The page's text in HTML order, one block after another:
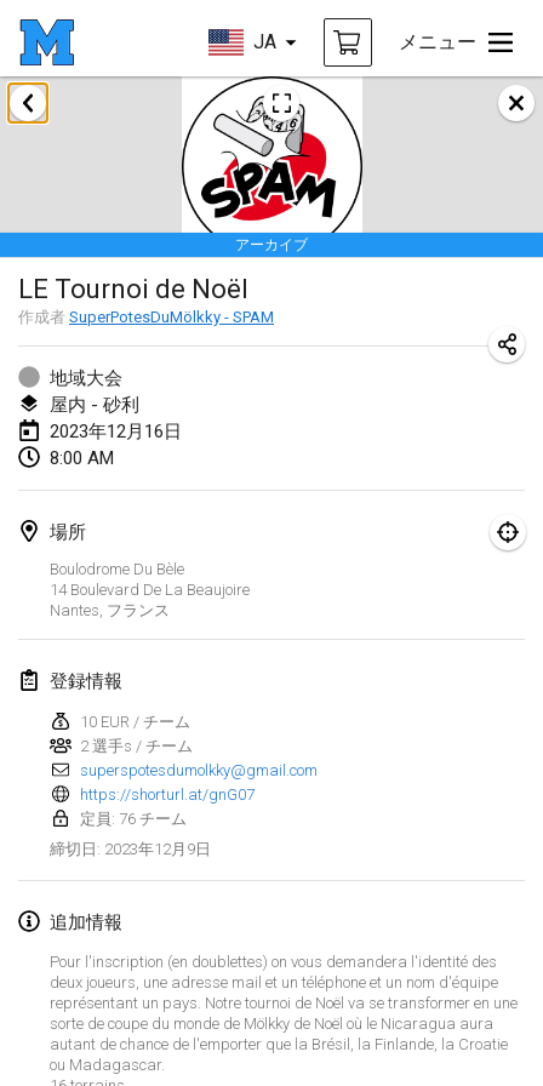
JA メニュー
Mölkk Your World
リストを表示
アーカイブ
LE Tournoi de Noël
作成者 SuperPotesDuMölkky - SPAM
地域大会
屋内 - 砂利
2023年12月16日
8:00 AM
場所
Boulodrome Du Bèle
14 Boulevard De La Beaujoire
Nantes フランス
登録情報
10 EUR / チーム
2 選手s / チーム
superspotesdumolkky@gmail.com
https://shorturl.at/gnG07
定員: 76 チーム
締切日 : 2023年12月9日
追加情報
Pour l'inscription (en doublettes) on vous demandera l'identité des
deux joueurs, une adresse mail et un téléphone et un nom d'équipe
représentant un pays. Notre tournoi de Noël va se transformer en une
sorte de coupe du monde de Mölkky de Noël où le Nicaragua aura
autant de chance de l'emporter que la Brésil, la Finlande, la Croatie
ou Madagascar.
2023年1月
LE Tournoi de Noël
2023年1月14日 | フランス
Indoor Polish Championship - Halowe Mistrzostwa Polski w Mölkky
2023年1月14日 |ポーランド
Tournoi Mixte ASPTTOM
2023年1月21日
Tournoi de Mölkky - Lesfous Dubâtonvaigeois
2023年1月28日
US Mölkky Winter
2023年1月29日
2023年2月
Open Grégorien
2023年2月4日
SingeliDuppeli
2023年2月4日|フィンランド
SM HalliMölkky - Finnish Championship
Indoor de la CASAS
2023年2月18日|フランス
Faschings-Mölkky
2023年2月19日 |ドイツ
表示中 243 トーナメント